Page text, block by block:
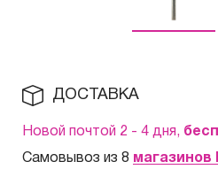
ДОСТАВКА
Новой почтой 2 - 4 дня,
Самовывоз из 8 магазинов